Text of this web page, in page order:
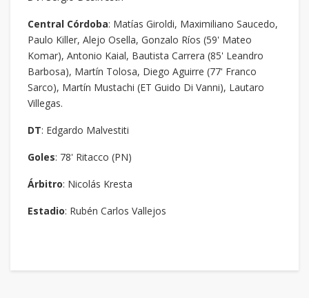
Central Córdoba: Matías Giroldi, Maximiliano Saucedo,
Paulo Killer, Alejo Osella, Gonzalo Ríos (59' Mateo
Komar), Antonio Kaial, Bautista Carrera (85' Leandro
Barbosa), Martín Tolosa, Diego Aguirre (77' Franco
Sarco), Martín Mustachi (ET Guido Di Vanni), Lautaro
Villegas.
DT: Edgardo Malvestiti
Goles: 78' Ritacco (PN)
Árbitro: Nicolás Kresta
Estadio: Rubén Carlos Vallejos